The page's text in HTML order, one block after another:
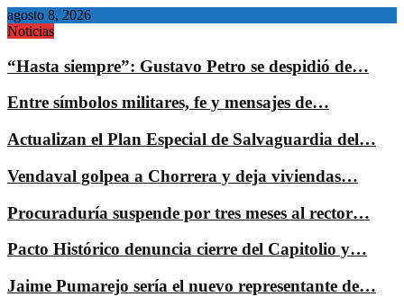
agosto 8, 2026
Noticias
“Hasta siempre”: Gustavo Petro se despidió de…
Entre símbolos militares, fe y mensajes de…
Actualizan el Plan Especial de Salvaguardia del…
Vendaval golpea a Chorrera y deja viviendas…
Procuraduría suspende por tres meses al rector…
Pacto Histórico denuncia cierre del Capitolio y…
Jaime Pumarejo sería el nuevo representante de…